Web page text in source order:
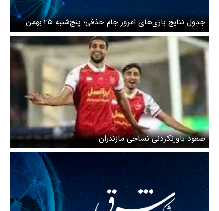
جدول نتایج بازی‌های امروز جام حذفی؛ پنج‌شنبه ۲۵ بهمن
صعود باورنکردنی نساجی مازندران